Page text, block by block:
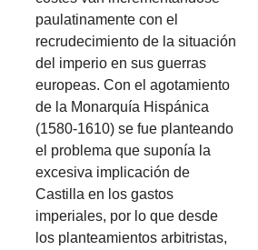
paulatinamente con el
recrudecimiento de la situación
del imperio en sus guerras
europeas. Con el agotamiento
de la Monarquía Hispánica
(1580-1610) se fue planteando
el problema que suponía la
excesiva implicación de
Castilla en los gastos
imperiales, por lo que desde
los planteamientos arbitristas,